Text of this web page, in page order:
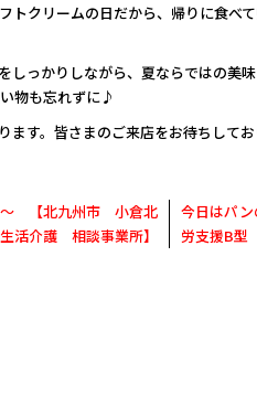
トクリームの日だから、帰りに食べ
しっかりしながら、夏ならではの美
物も忘れずに♪
ます。皆さまのご来店をお待ちして
～ 【北九州市 小倉北
介護 相談事業所】
今日はパン
労支援B